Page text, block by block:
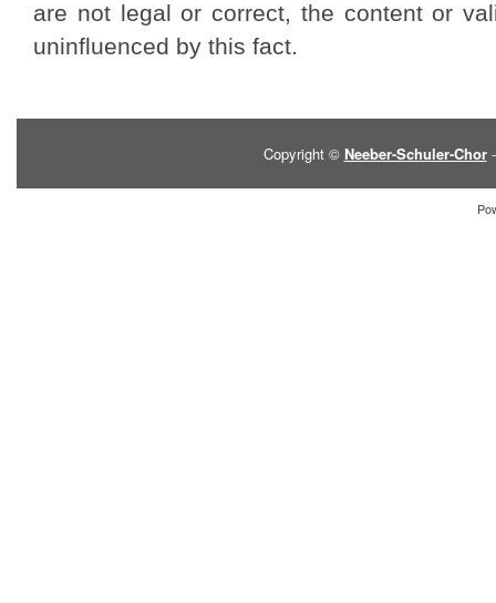
are not legal or correct, the content or
uninfluenced by this fact.
Copyright © Neeber-Schuler-Chor-